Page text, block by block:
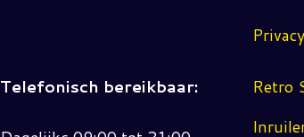
Telefonisch bereikbaar:
Retro